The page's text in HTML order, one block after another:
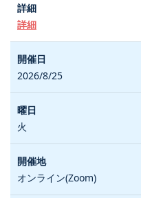
詳細
2026/8/25
火
オンライン(Zoom)